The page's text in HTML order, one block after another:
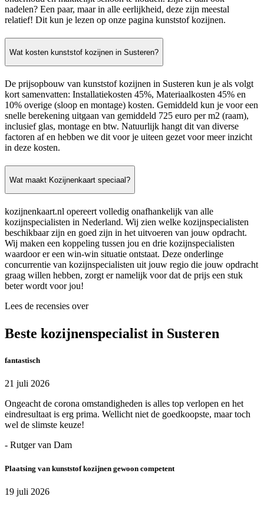
nadelen? Een paar, maar in alle eerlijkheid, deze zijn meestal
relatief! Dit kun je lezen op onze pagina kunststof kozijnen.
Wat kosten kunststof kozijnen in Susteren?
De prijsopbouw van kunststof kozijnen in Susteren kun je als volgt
kort samenvatten: Installatiekosten 45%, Materiaalkosten 45% en
10% overige (sloop en montage) kosten. Gemiddeld kun je voor een
snelle berekening uitgaan van gemiddeld 725 euro per m2 (raam),
inclusief glas, montage en btw. Natuurlijk hangt dit van diverse
factoren af en hebben we dit voor je uiteen gezet voor meer inzicht
in deze kosten.
Wat maakt Kozijnenkaart speciaal?
kozijnenkaart.nl opereert volledig onafhankelijk van alle
kozijnspecialisten in Nederland. Wij zien welke kozijnspecialisten
beschikbaar zijn en goed zijn in het uitvoeren van jouw opdracht.
Wij maken een koppeling tussen jou en drie kozijnspecialisten
waardoor er een win-win situatie ontstaat. Deze onderlinge
concurrentie van kozijnspecialisten uit jouw regio die jouw opdracht
graag willen hebben, zorgt er namelijk voor dat de prijs een stuk
beter wordt voor jou!
Lees de recensies over
Beste kozijnenspecialist in Susteren
fantastisch
21 juli 2026
Ongeacht de corona omstandigheden is alles top verlopen en het
eindresultaat is erg prima. Wellicht niet de goedkoopste, maar toch
wel de slimste keuze!
- Rutger van Dam
Plaatsing van kunststof kozijnen gewoon competent
19 juli 2026